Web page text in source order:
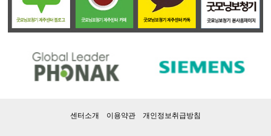
센터소개 이용약관 개인정보취급방침